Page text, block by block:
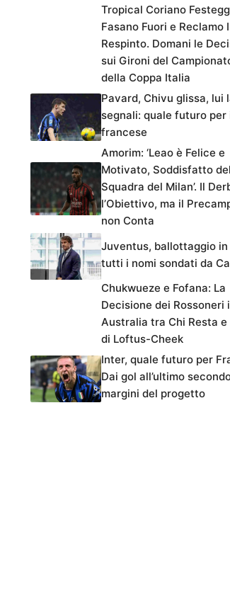
Tropical Coriano
Fasano Fuori e Reclamo
Respinto. Domani le
sui Gironi del
della Coppa Italia
Pavard, Chivu glissa, lui
segnali: quale futuro per
francese
Amorim: ‘Leao è Felice e
Motivato, Soddisfatto
Squadra del Milan’. Il
l’Obiettivo, ma il
non Conta
Juventus, ballottaggio in
tutti i nomi sondati da
Chukwueze e Fofana: La
Decisione dei Rossoneri
Australia tra Chi Resta e
di Loftus-Cheek
Inter, quale futuro per
Dai gol all’ultimo
margini del progetto